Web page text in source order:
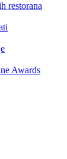
restorana
Awards